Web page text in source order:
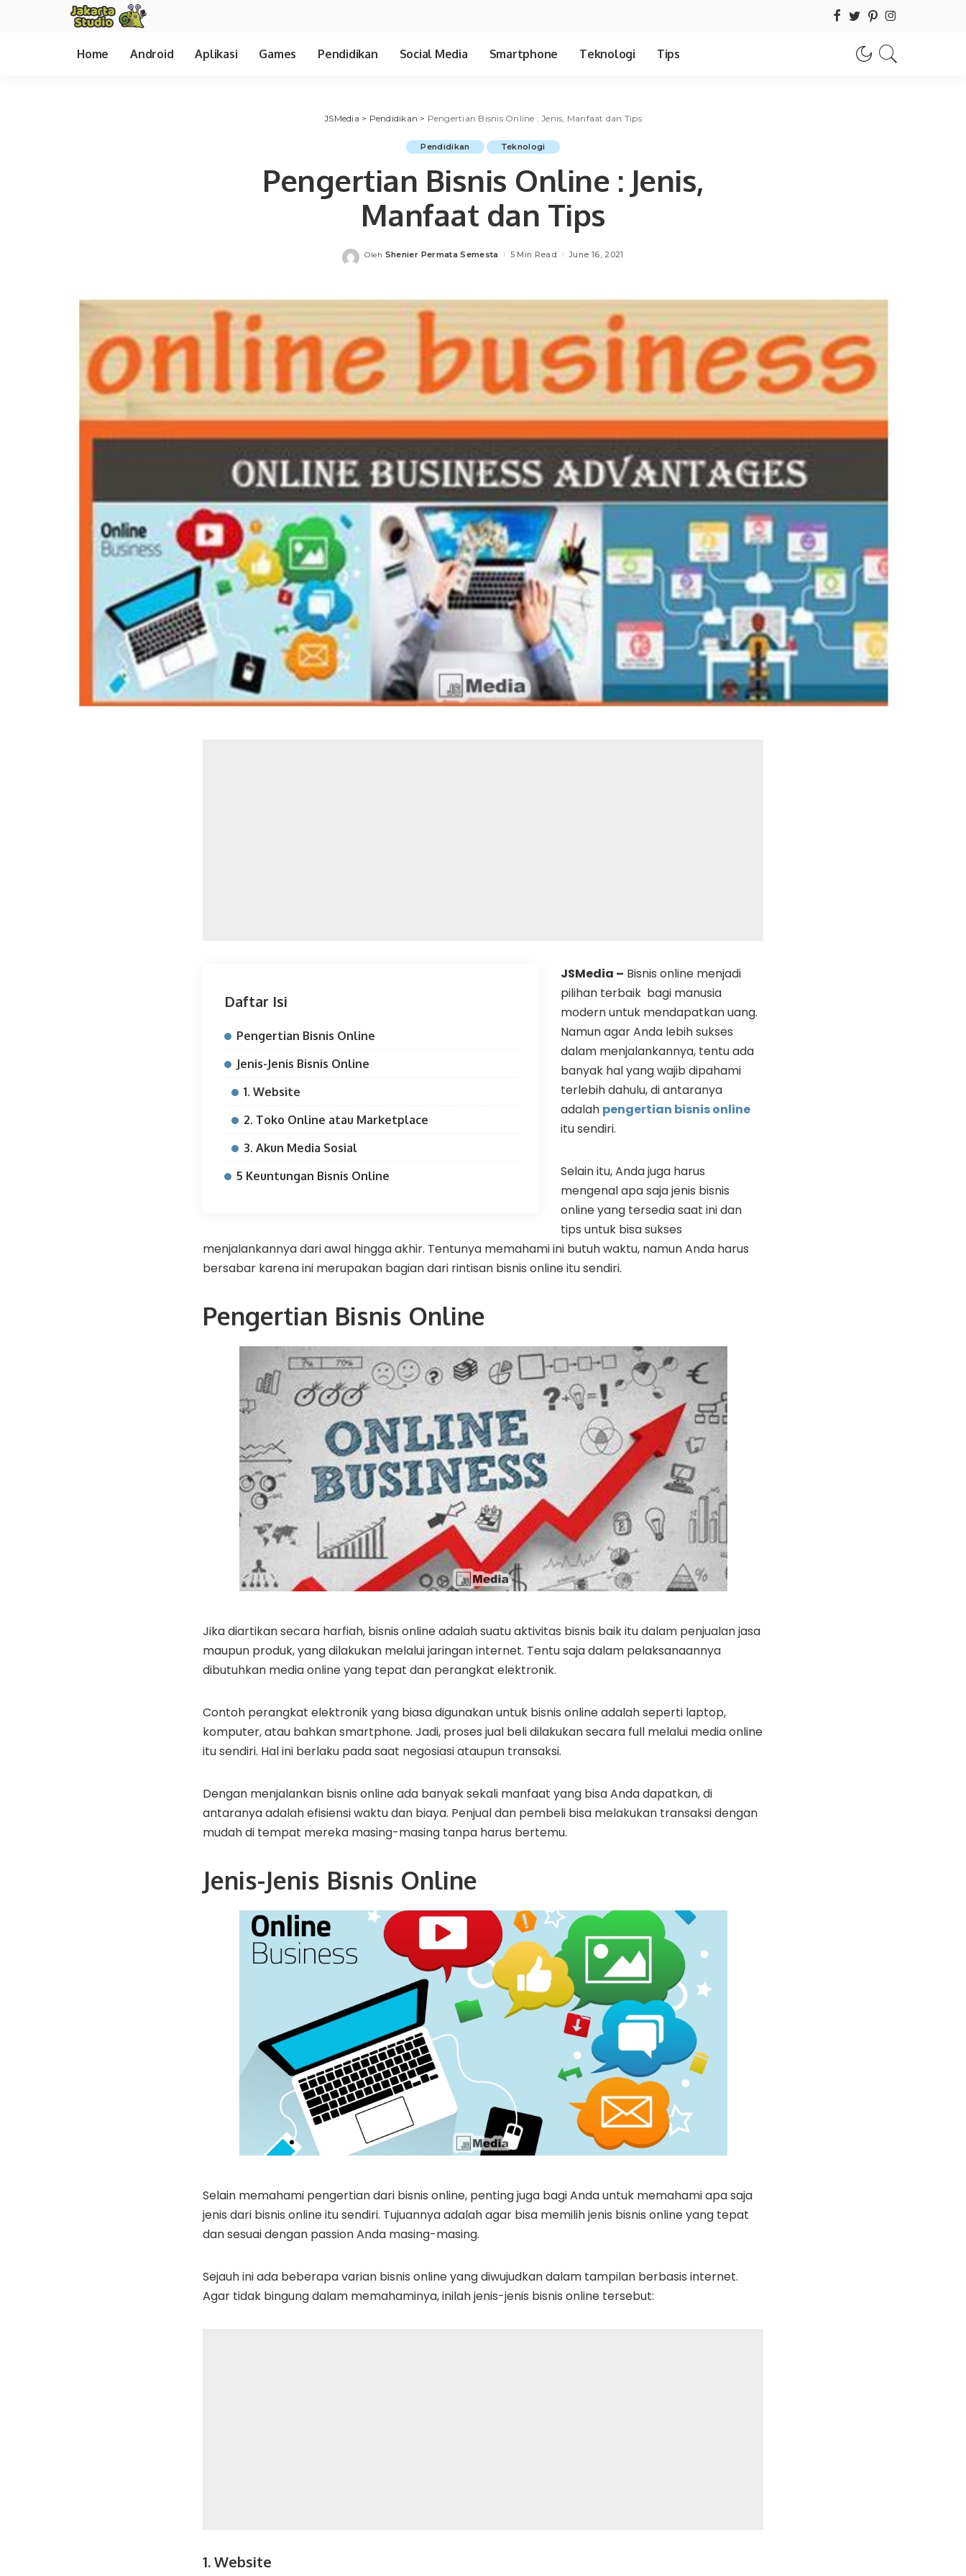
Home Android Aplikasi Games Pendidikan Social Media Smartphone Teknologi Tips
JSMedia > Pendidikan > Pengertian Bisnis Online : Jenis, Manfaat dan Tips
Pendidikan Teknologi
Pengertian Bisnis Online : Jenis,
Manfaat dan Tips
Posted
Oleh Shenier Permata Semesta 5 Min Read June 16, 2021
Daftar Isi
Pengertian Bisnis Online
Jenis-Jenis Bisnis Online
1. Website
2. Toko Online atau Marketplace
3. Akun Media Sosial
5 Keuntungan Bisnis Online
JSMedia – Bisnis online menjadi
pilihan terbaik bagi manusia
modern untuk mendapatkan uang.
Namun agar Anda lebih sukses
dalam menjalankannya, tentu ada
banyak hal yang wajib dipahami
terlebih dahulu, di antaranya
adalah pengertian bisnis online
itu sendiri.
Selain itu, Anda juga harus
mengenal apa saja jenis bisnis
online yang tersedia saat ini dan
tips untuk bisa sukses
menjalankannya dari awal hingga akhir. Tentunya memahami ini butuh waktu, namun Anda harus
bersabar karena ini merupakan bagian dari rintisan bisnis online itu sendiri.
Pengertian Bisnis Online
Jika diartikan secara harfiah, bisnis online adalah suatu aktivitas bisnis baik itu dalam penjualan jasa
maupun produk, yang dilakukan melalui jaringan internet. Tentu saja dalam pelaksanaannya
dibutuhkan media online yang tepat dan perangkat elektronik.
Contoh perangkat elektronik yang biasa digunakan untuk bisnis online adalah seperti laptop,
komputer, atau bahkan smartphone. Jadi, proses jual beli dilakukan secara full melalui media online
itu sendiri. Hal ini berlaku pada saat negosiasi ataupun transaksi.
Dengan menjalankan bisnis online ada banyak sekali manfaat yang bisa Anda dapatkan, di
antaranya adalah efisiensi waktu dan biaya. Penjual dan pembeli bisa melakukan transaksi dengan
mudah di tempat mereka masing-masing tanpa harus bertemu.
Jenis-Jenis Bisnis Online
Selain memahami pengertian dari bisnis online, penting juga bagi Anda untuk memahami apa saja
jenis dari bisnis online itu sendiri. Tujuannya adalah agar bisa memilih jenis bisnis online yang tepat
dan sesuai dengan passion Anda masing-masing.
Sejauh ini ada beberapa varian bisnis online yang diwujudkan dalam tampilan berbasis internet.
Agar tidak bingung dalam memahaminya, inilah jenis-jenis bisnis online tersebut:
1. Website